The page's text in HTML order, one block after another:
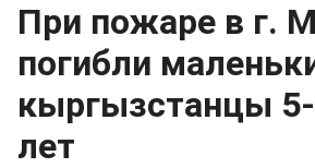
При пожаре в г.
погибли
кыргызстанцы
лет